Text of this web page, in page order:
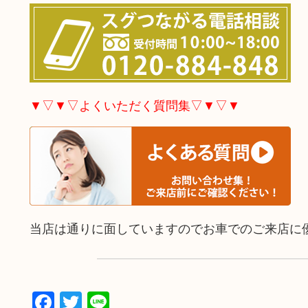
▼▽▼▽よくいただく質問集▽▼▽▼
当店は通りに面していますのでお車でのご来店に